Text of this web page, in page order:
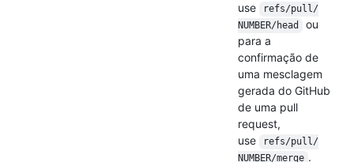
use
refs/pull/
NUMBER/head
ou
para a
confirmação de
uma mesclagem
gerada do GitHub
de uma pull
request,
use
refs/pull/
NUMBER/merge .